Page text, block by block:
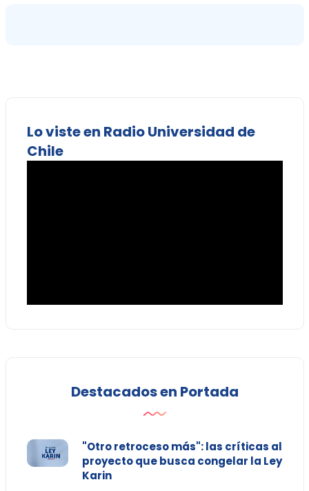
Lo viste en Radio Universidad de
Chile
Destacados en Portada
"Otro retroceso más": las críticas al
proyecto que busca congelar la Ley
Karin